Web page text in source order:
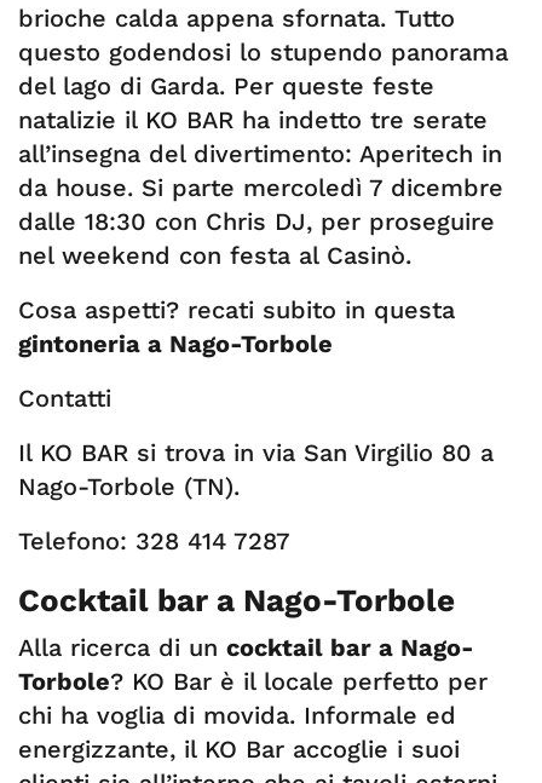
brioche calda appena sfornata. Tutto
questo godendosi lo stupendo panorama
del lago di Garda. Per queste feste
natalizie il KO BAR ha indetto tre serate
all’insegna del divertimento: Aperitech in
da house. Si parte mercoledì 7 dicembre
dalle 18:30 con Chris DJ, per proseguire
nel weekend con festa al Casinò.
Cosa aspetti? recati subito in questa
gintoneria a Nago-Torbole
Contatti
Il KO BAR si trova in via San Virgilio 80 a
Nago-Torbole (TN).
Telefono: 328 414 7287
Cocktail bar a Nago-Torbole
Alla ricerca di un cocktail bar a Nago-
Torbole? KO Bar è il locale perfetto per
chi ha voglia di movida. Informale ed
energizzante, il KO Bar accoglie i suoi